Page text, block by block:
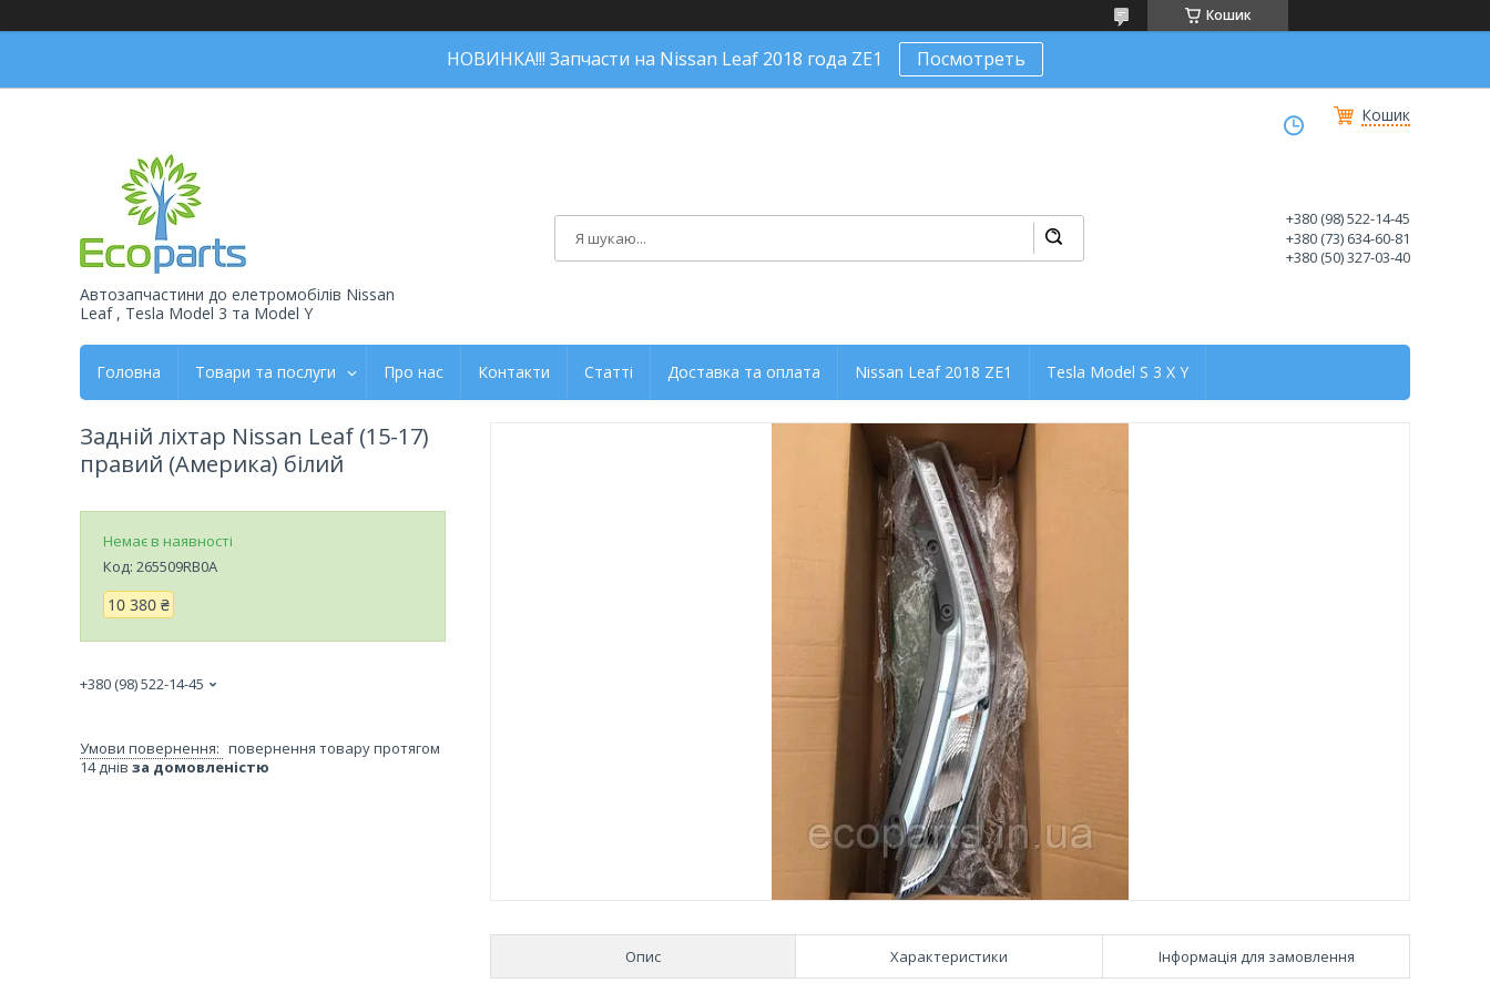
Кошик
НОВИНКА!!! Запчасти на Nissan Leaf 2018 года ZE1 Посмотреть
Кошик
Автозапчастини до елетромобiлiв Nissan
Leaf , Tesla Model 3 та Model Y
+380 (98) 522-14-45
+380 (73) 634-60-81
+380 (50) 327-03-40
Головна Товари та послуги Про нас Контакти Статті Доставка та оплата Nissan Leaf 2018 ZE1 Tesla Model S 3 X Y
Опис Характеристики Інформація для замовлення
Задній ліхтар Nissan Leaf (15-17)
правий (Америка) білий
Немає в наявності
Код: 265509RB0A
10 380 ₴
+380 (98) 522-14-45
повернення товару протягом
14 днів за домовленістю